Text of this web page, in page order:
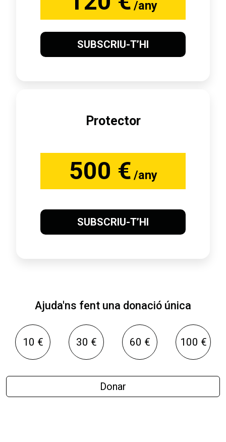
/any
SUBSCRIU-T’HI
Protector
500 € /any
SUBSCRIU-T’HI
Ajuda'ns fent una donació única
10 € 30 € 60 € 100 €
Donar